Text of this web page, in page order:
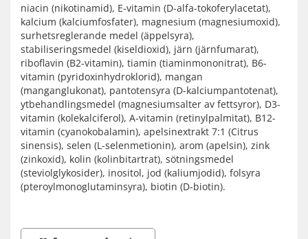
niacin (nikotinamid), E-vitamin (D-alfa-tokoferylacetat),
kalcium (kalciumfosfater), magnesium (magnesiumoxid),
surhetsreglerande medel (äppelsyra),
stabiliseringsmedel (kiseldioxid), järn (järnfumarat),
riboflavin (B2-vitamin), tiamin (tiaminmononitrat), B6-
vitamin (pyridoxinhydroklorid), mangan
(manganglukonat), pantotensyra (D-kalciumpantotenat),
ytbehandlingsmedel (magnesiumsalter av fettsyror), D3-
vitamin (kolekalciferol), A-vitamin (retinylpalmitat), B12-
vitamin (cyanokobalamin), apelsinextrakt 7:1 (Citrus
sinensis), selen (L-selenmetionin), arom (apelsin), zink
(zinkoxid), kolin (kolinbitartrat), sötningsmedel
(steviolglykosider), inositol, jod (kaliumjodid), folsyra
(pteroylmonoglutaminsyra), biotin (D-biotin).